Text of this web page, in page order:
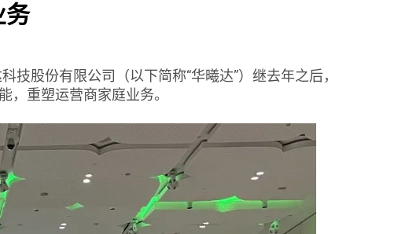
务
股份有限公司（以下简称“华曦达”）继去年之后，
，重塑运营商家庭业务。